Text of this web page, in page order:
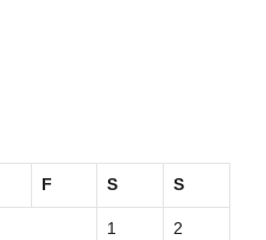
F S S
1 2